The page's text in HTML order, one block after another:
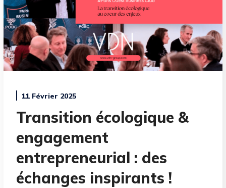
11 Février 2025
Transition écologique &
engagement
entrepreneurial : des
échanges inspirants !